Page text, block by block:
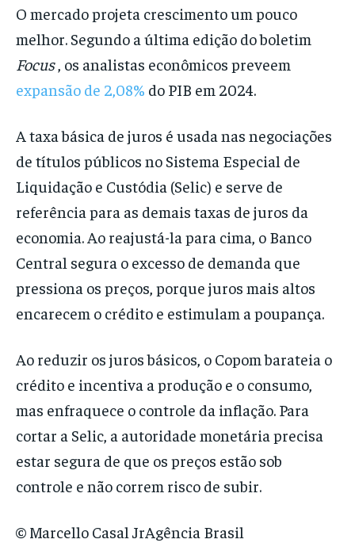
O mercado projeta crescimento um pouco
melhor. Segundo a última edição do boletim
Focus, os analistas econômicos preveem
expansão de 2,08% do PIB em 2024.
A taxa básica de juros é usada nas negociações
de títulos públicos no Sistema Especial de
Liquidação e Custódia (Selic) e serve de
referência para as demais taxas de juros da
economia. Ao reajustá-la para cima, o Banco
Central segura o excesso de demanda que
pressiona os preços, porque juros mais altos
encarecem o crédito e estimulam a poupança.
Ao reduzir os juros básicos, o Copom barateia o
crédito e incentiva a produção e o consumo,
mas enfraquece o controle da inflação. Para
cortar a Selic, a autoridade monetária precisa
estar segura de que os preços estão sob
controle e não correm risco de subir.
© Marcello Casal JrAgência Brasil